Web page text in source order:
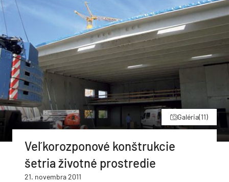
Galéria(11)
Veľkorozponové konštrukcie
šetria životné prostredie
21. novembra 2011